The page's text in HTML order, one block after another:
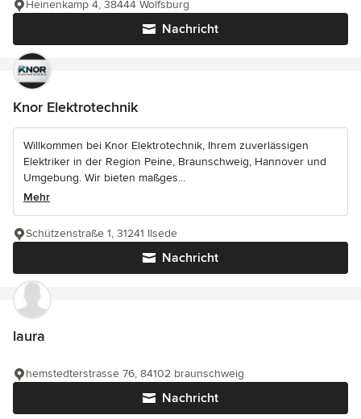
Nachricht
Heinenkamp 4, 38444 Wolfsburg
Knor Elektrotechnik
Willkommen bei Knor Elektrotechnik, Ihrem zuverlässigen
Elektriker in der Region Peine, Braunschweig, Hannover und
Umgebung. Wir bieten maßges...
Mehr
Nachricht
Schützenstraße 1, 31241 Ilsede
laura
Nachricht
hemstedterstrasse 76, 84102 braunschweig